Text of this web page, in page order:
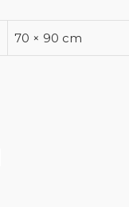
70 × 90 cm